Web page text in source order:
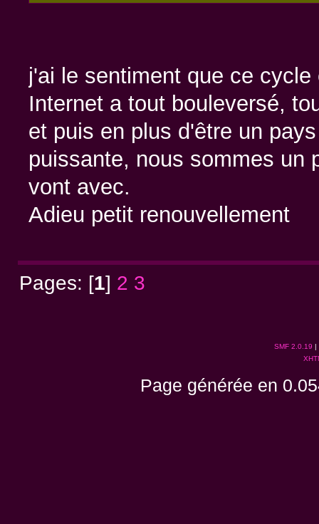
j'ai le sentiment que ce cycle
Internet a tout bouleversé,
et puis en plus d'être un
puissante, nous sommes un
vont avec.
Adieu petit renouvellement
Pages: [1] 2 3
SMF 2.0.19 |
Page générée en